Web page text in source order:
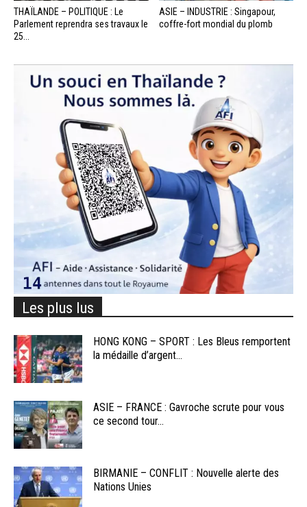
THAÏLANDE – POLITIQUE : Le
Parlement reprendra ses travaux le
25...
ASIE – INDUSTRIE : Singapour,
coffre-fort mondial du plomb
Les plus lus
HONG KONG – SPORT : Les Bleus remportent
la médaille d’argent...
ASIE – FRANCE : Gavroche scrute pour vous
ce second tour...
BIRMANIE – CONFLIT : Nouvelle alerte des
Nations Unies